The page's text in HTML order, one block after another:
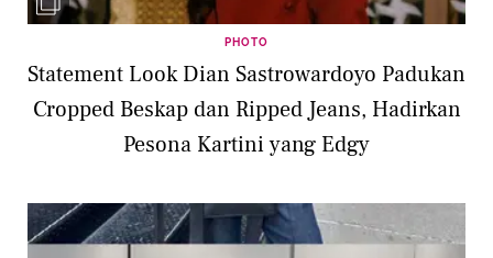
PHOTO
Statement Look Dian Sastrowardoyo Padukan
Cropped Beskap dan Ripped Jeans, Hadirkan
Pesona Kartini yang Edgy